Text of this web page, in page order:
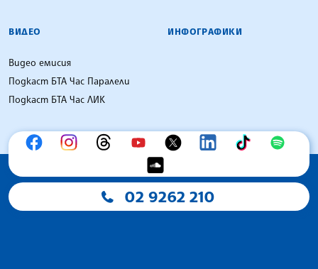
ВИДЕО
Видео емисия
Подкаст БТА Час Паралели
Подкаст БТА Час ЛИК
ИНФОГРАФИКИ
02 9262 210